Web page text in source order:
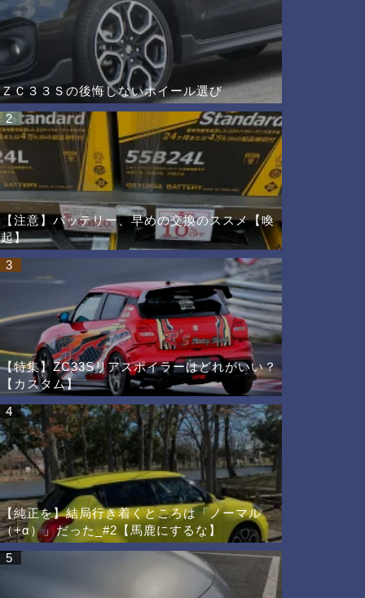
ＺＣ３３Ｓの後悔しないホイール選び
2
【注意】バッテリー、早めの交換のススメ【喚
起】
3
【特集】ZC33Sリアスポイラーはどれがいい？
【カスタム】
4
【純正を】結局行き着くところは「ノーマル
（+α）」だった_#2【馬鹿にするな】
5